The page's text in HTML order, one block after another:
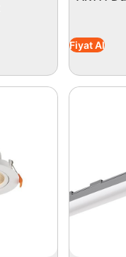
Fiyat Al